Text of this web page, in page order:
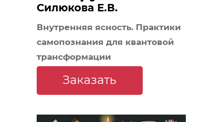
Силюкова Е.В.
Внутренняя ясность. Практики
самопознания для квантовой
трансформации
Заказать